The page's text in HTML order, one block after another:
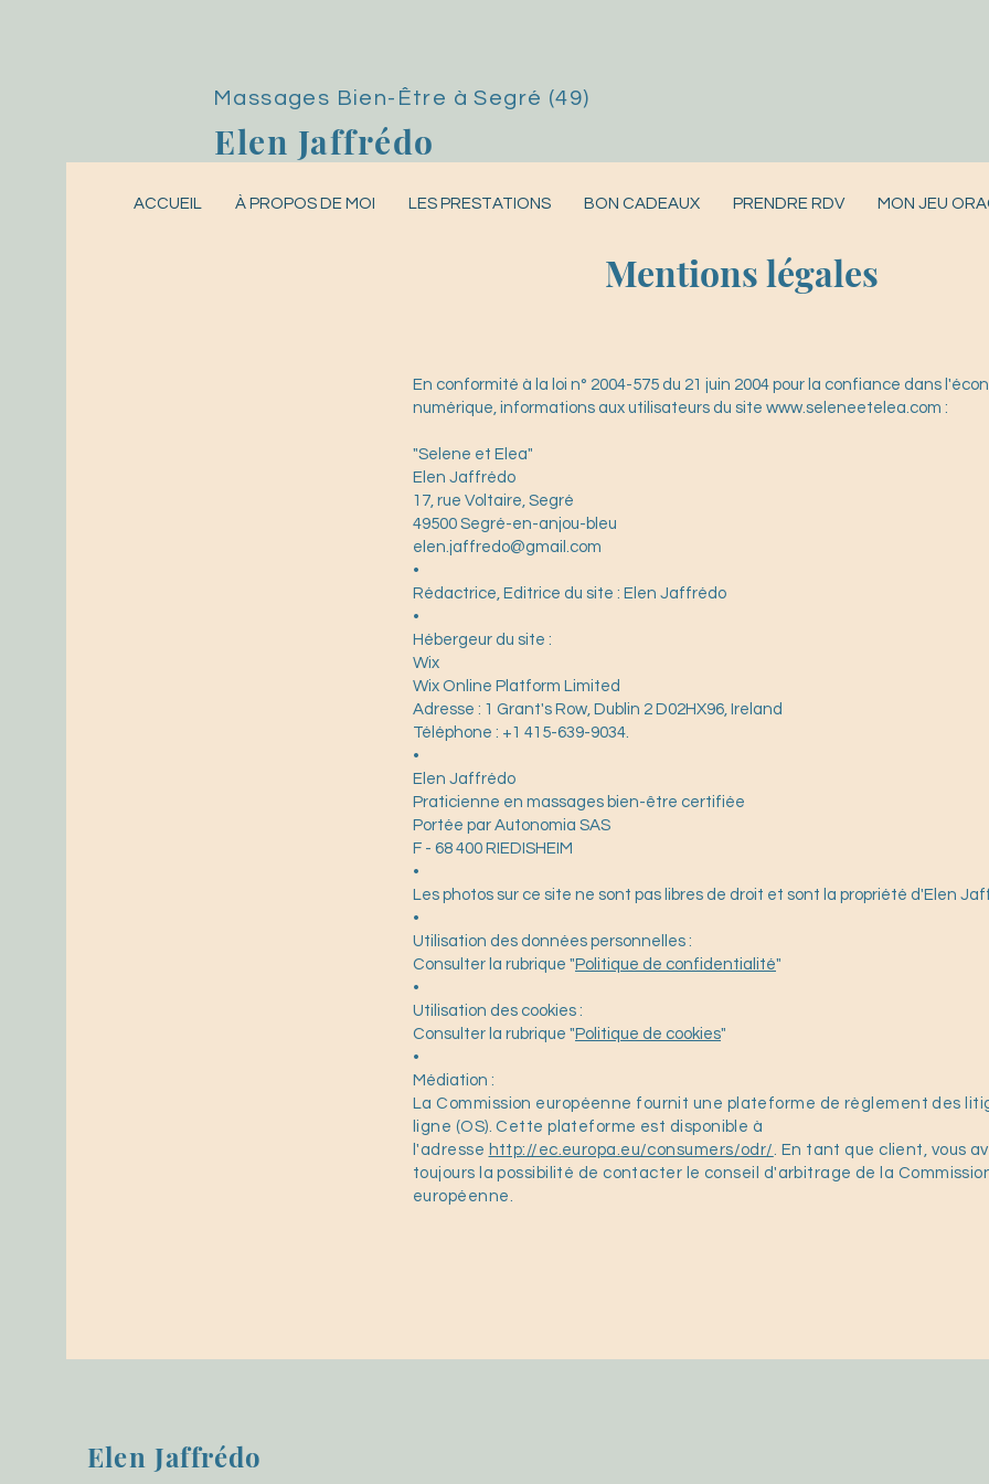
Massages Bien-Être à Segré (49)
Elen Jaffrédo
ACCUEIL À PROPOS DE MOI LES PRESTATIONS BON CADEAUX PRENDRE RDV MON JEU
Mentions légales
En conformité à la loi n° 2004-575 du 21 juin 2004 pour la confiance dans
numérique, informations aux utilisateurs du site www.seleneetelea.com :
"Selene et Elea"
Elen Jaffrédo
17, rue Voltaire, Segré
49500 Segré-en-anjou-bleu
elen.jaffredo@gmail.com
•
Rédactrice, Editrice du site : Elen Jaffrédo​
•
Hébergeur du site :
Wix
Wix Online Platform Limited
Adresse : 1 Grant's Row, Dublin 2 D02HX96, Ireland
Téléphone : +1 415-639-9034.
•
Elen Jaffrédo
Praticienne en massages bien-être certifiée
Portée par Autonomia SAS
F - 68 400 RIEDISHEIM
•
Les photos sur ce site ne sont pas libres de droit et sont la propriété d'Elen
•
Utilisation des données personnelles :
Consulter la rubrique " Politique de confidentialité"
•
Utilisation des cookies :
Consulter la rubrique " Politique de cookies"
•
Médiation :
La Commission européenne fournit une plateforme de règlement des
ligne (OS). Cette plateforme est disponible à
l'adresse http://ec.europa.eu/consumers/odr/. En tant que client, vous
toujours la possibilité de contacter le conseil d'arbitrage de la
européenne.
Elen Jaffrédo